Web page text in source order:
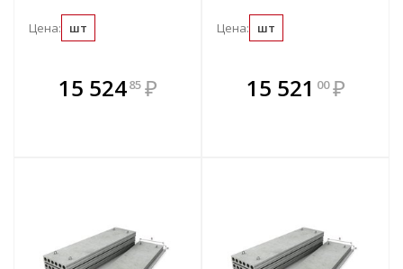
Цена: шт
15 52485 ₽
В комплекте
всегда выгоднее!
Цена: шт
В комплекте
всегда выгоднее!
15 521 00 ₽